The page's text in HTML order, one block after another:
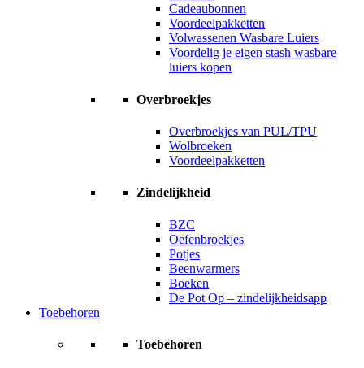
Cadeaubonnen
Voordeelpakketten
Volwassenen Wasbare Luiers
Voordelig je eigen stash wasbare
luiers kopen
Overbroekjes
Overbroekjes van PUL/TPU
Wolbroeken
Voordeelpakketten
Zindelijkheid
BZC
Oefenbroekjes
Potjes
Beenwarmers
Boeken
De Pot Op – zindelijkheidsapp
Toebehoren
Toebehoren